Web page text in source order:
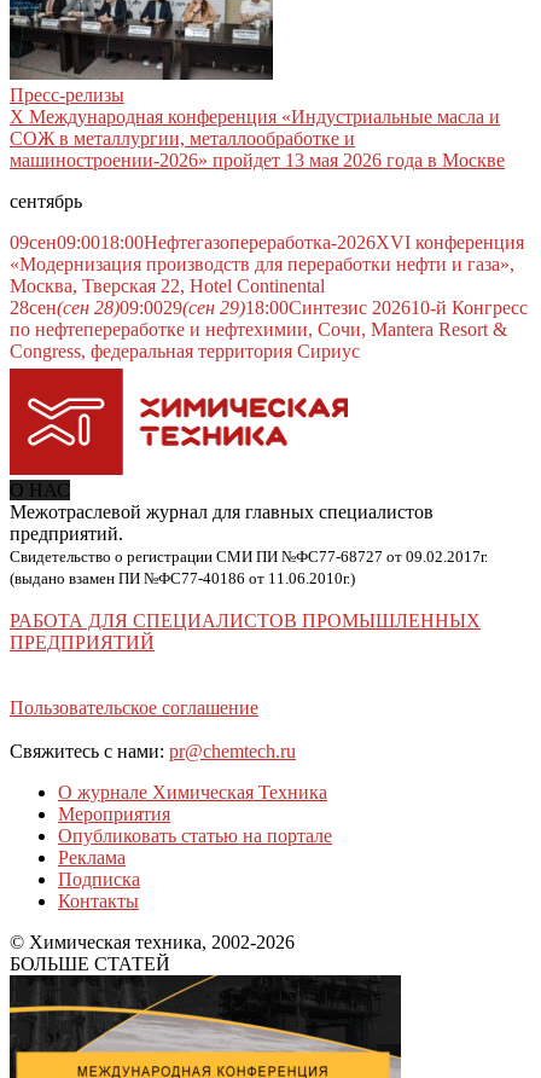
Пресс-релизы
X Международная конференция «Индустриальные масла и
СОЖ в металлургии, металлообработке и
машиностроении-2026» пройдет 13 мая 2026 года в Москве
сентябрь
09сен09:0018:00Нефтегазопереработка-2026XVI конференция
«Модернизация производств для переработки нефти и газа»,
Москва, Тверская 22, Hotel Continental
28сен(сен 28)09:0029(сен 29)18:00Синтезис 202610-й Конгресс
по нефтепереработке и нефтехимии, Сочи, Mantera Resort &
Congress, федеральная территория Сириус
О НАС
Межотраслевой журнал для главных специалистов
предприятий.
Свидетельство о регистрации СМИ ПИ №ФС77-68727 от 09.02.2017г.
(выдано взамен ПИ №ФС77-40186 от 11.06.2010г.)
РАБОТА ДЛЯ СПЕЦИАЛИСТОВ ПРОМЫШЛЕННЫХ
ПРЕДПРИЯТИЙ
Пользовательское соглашение
Свяжитесь с нами: pr@chemtech.ru
О журнале Химическая Техника
Мероприятия
Опубликовать статью на портале
Реклама
Подписка
Контакты
© Химическая техника, 2002-2026
БОЛЬШЕ СТАТЕЙ